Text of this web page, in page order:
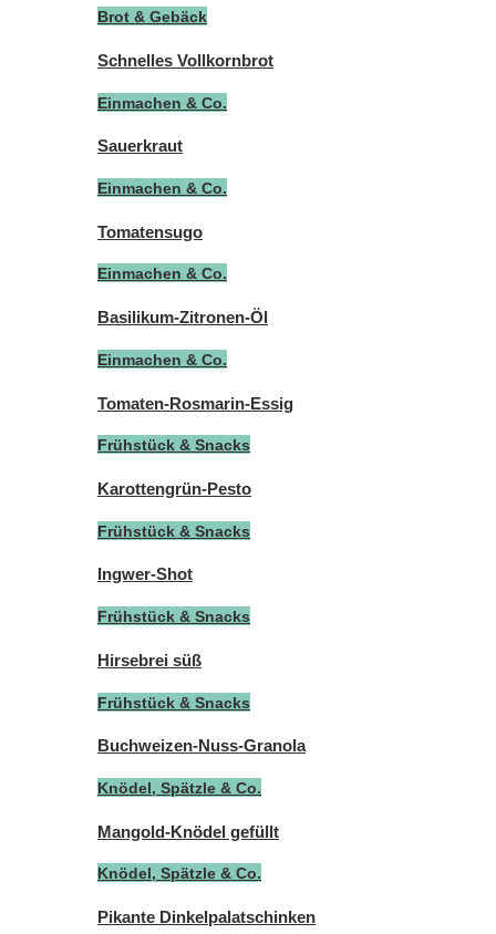
Brot & Gebäck
Schnelles Vollkornbrot
Einmachen & Co.
Sauerkraut
Einmachen & Co.
Tomatensugo
Einmachen & Co.
Basilikum-Zitronen-Öl
Einmachen & Co.
Tomaten-Rosmarin-Essig
Frühstück & Snacks
Karottengrün-Pesto
Frühstück & Snacks
Ingwer-Shot
Frühstück & Snacks
Hirsebrei süß
Frühstück & Snacks
Buchweizen-Nuss-Granola
Knödel, Spätzle & Co.
Mangold-Knödel gefüllt
Knödel, Spätzle & Co.
Pikante Dinkelpalatschinken